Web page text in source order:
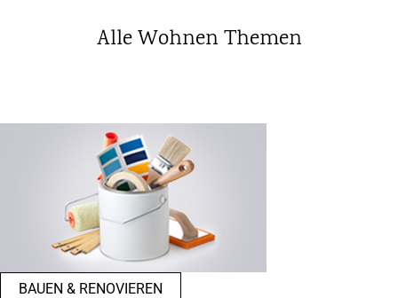
Alle Wohnen Themen
BAUEN & RENOVIEREN